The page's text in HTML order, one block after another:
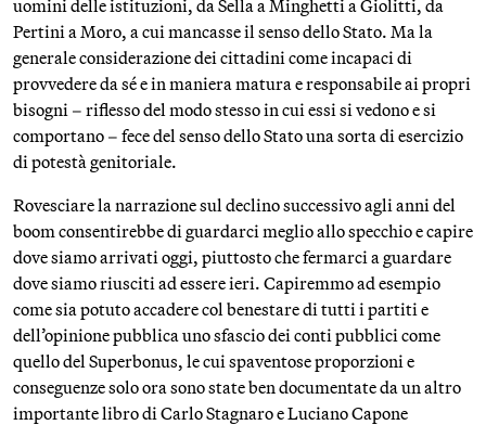
uomini delle istituzioni, da Sella a Minghetti a Giolitti, da
Pertini a Moro, a cui mancasse il senso dello Stato. Ma la
generale considerazione dei cittadini come incapaci di
provvedere da sé e in maniera matura e responsabile ai propri
bisogni – riflesso del modo stesso in cui essi si vedono e si
comportano – fece del senso dello Stato una sorta di esercizio
di potestà genitoriale.
Rovesciare la narrazione sul declino successivo agli anni del
boom consentirebbe di guardarci meglio allo specchio e capire
dove siamo arrivati oggi, piuttosto che fermarci a guardare
dove siamo riusciti ad essere ieri. Capiremmo ad esempio
come sia potuto accadere col benestare di tutti i partiti e
dell’opinione pubblica uno sfascio dei conti pubblici come
quello del Superbonus, le cui spaventose proporzioni e
conseguenze solo ora sono state ben documentate da un altro
importante libro di Carlo Stagnaro e Luciano Capone